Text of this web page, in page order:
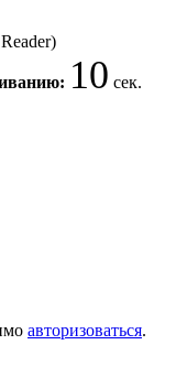
10 сек.
авторизоваться.